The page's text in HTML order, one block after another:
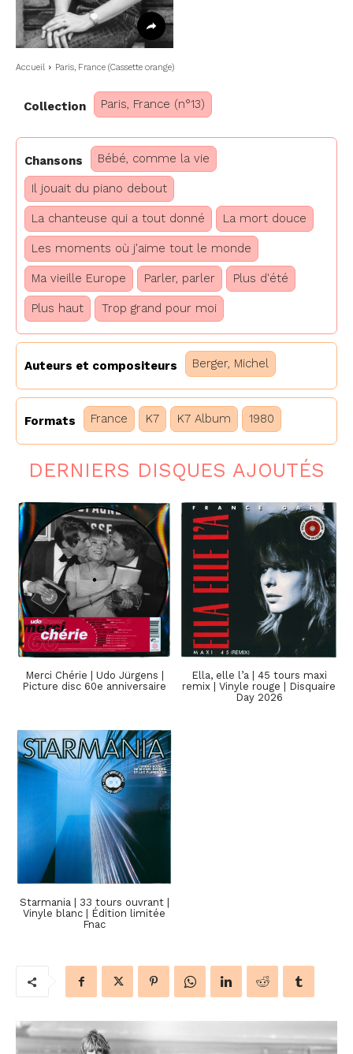
Accueil Paris, France (Cassette orange)
Collection Paris, France (n°13)
Chansons Bébé, comme la vie
Il jouait du piano debout
La chanteuse qui a tout donné La mort douce
Les moments où j'aime tout le monde
Ma vieille Europe Parler, parler Plus d'été
Plus haut Trop grand pour moi
Auteurs et compositeurs Berger, Michel
Formats France K7 K7 Album 1980
DERNIERS DISQUES AJOUTÉS
Merci Chérie | Udo Jürgens |
Picture disc 60e anniversaire
Ella, elle l’a | 45 tours maxi
remix | Vinyle rouge | Disquaire
Day 2026
Starmania | 33 tours ouvrant |
Vinyle blanc | Édition limitée
Fnac